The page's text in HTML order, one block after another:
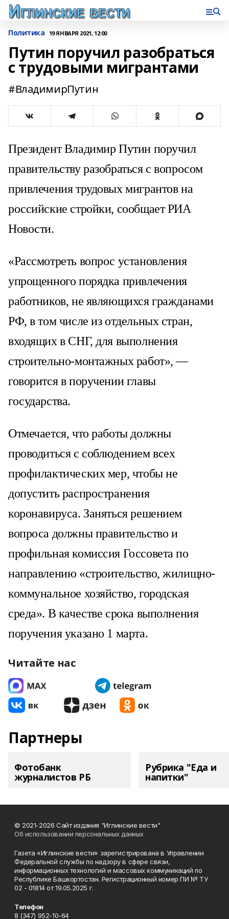
Политика 19 ЯНВАРЯ 2021, 12:00
Путин поручил разобраться
с трудовыми мигрантами
#ВладимирПутин
Президент Владимир Путин поручил
правительству разобраться с вопросом
привлечения трудовых мигрантов на
российские стройки, сообщает РИА
Новости.
«Рассмотреть вопрос установления
упрощенного порядка привлечения
работников, не являющихся гражданами
РФ, в том числе из отдельных стран,
входящих в СНГ, для выполнения
строительно-монтажных работ», —
говорится в поручении главы
государства.
Отмечается, что работы должны
проводиться с соблюдением всех
профилактических мер, чтобы не
допустить распространения
коронавируса. Заняться решением
вопроса должны правительство и
профильная комиссия Госсовета по
направлению «строительство, жилищно-
коммунальное хозяйство, городская
среда». В качестве срока выполнения
поручения указано 1 марта.
Читайте нас
Партнеры
Фотобанк
журналистов РБ
Рубрика "Еда и
напитки"
© 2021-2026 Сайт издания "Иглинские вести"
Об использовании персональных данных
Газета «Иглинские вести» зарегистрирована в Управлении
Федеральной службы по надзору в сфере связи,
информационных технологий и массовых коммуникаций по
Республике Башкортостан. Регистрационный номер ПИ № ТУ
02 - 01814 от 19.05.2025 г.
Телефон
8 (347) 952-10-64